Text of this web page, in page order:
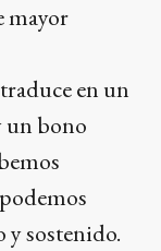
mayor
en un
un bono
sostenido.